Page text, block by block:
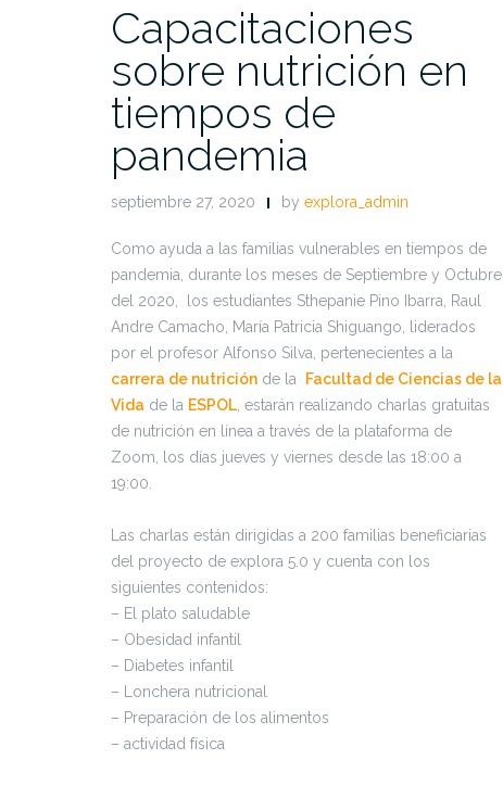
Capacitaciones
sobre nutrición en
tiempos de
pandemia
septiembre 27, 2020 by explora_admin
Como ayuda a las familias vulnerables en tiempos de
pandemia, durante los meses de Septiembre y Octubre
del 2020, los estudiantes Sthepanie Pino Ibarra, Raul
Andre Camacho, María Patricia Shiguango, liderados
por el profesor Alfonso Silva, pertenecientes a la
carrera de nutrición de la Facultad de Ciencias de la
Vida de la ESPOL , estarán realizando charlas gratuitas
de nutrición en línea a través de la plataforma de
Zoom, los días jueves y viernes desde las 18:00 a
19:00.
Las charlas están dirigidas a 200 familias beneficiarias
del proyecto de explora 5.0 y cuenta con los
siguientes contenidos:
– El plato saludable
– Obesidad infantil
– Diabetes infantil
– Lonchera nutricional
– Preparación de los alimentos
– actividad física